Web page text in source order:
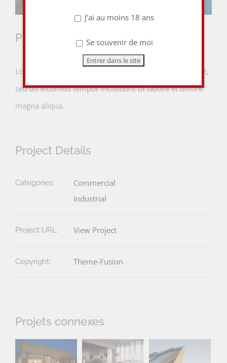
Project Description
Lorem ipsum dolor sit amet, consectetur adipiscing elit,
sed do eiusmod tempor incididunt ut labore et dolore
magna aliqua.
Project Details
Categories:
Commercial
Industrial
Project URL: View Project
Copyright: Theme-Fusion
Projets connexes
J'ai au moins 18 ans
Se souvenir de moi